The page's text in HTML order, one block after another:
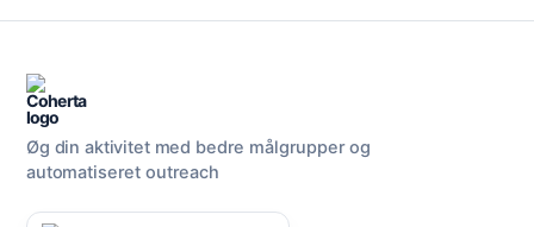
Øg din aktivitet med bedre målgrupper og
automatiseret outreach